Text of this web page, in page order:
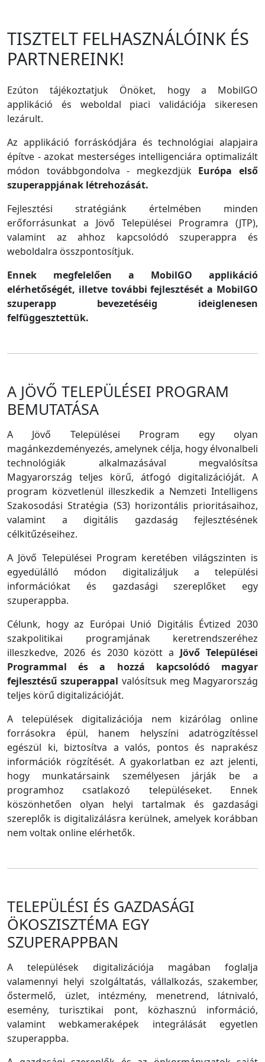
TISZTELT FELHASZNÁLÓINK ÉS
PARTNEREINK!
Ezúton tájékoztatjuk Önöket, hogy a MobilGO
applikáció és weboldal piaci validációja sikeresen
lezárult.
Az applikáció forráskódjára és technológiai alapjaira
építve - azokat mesterséges intelligenciára optimalizált
módon továbbgondolva - megkezdjük Európa első
szuperappjának létrehozását.
Fejlesztési stratégiánk értelmében minden
erőforrásunkat a Jövő Települései Programra (JTP),
valamint az ahhoz kapcsolódó szuperappra és
weboldalra összpontosítjuk.
Ennek megfelelően a MobilGO applikáció
elérhetőségét, illetve további fejlesztését a MobilGO
szuperapp bevezetéséig ideiglenesen
felfüggesztettük.
A JÖVŐ TELEPÜLÉSEI PROGRAM
BEMUTATÁSA
A Jövő Települései Program egy olyan
magánkezdeményezés, amelynek célja, hogy élvonalbeli
technológiák alkalmazásával megvalósítsa
Magyarország teljes körű, átfogó digitalizációját. A
program közvetlenül illeszkedik a Nemzeti Intelligens
Szakosodási Stratégia (S3) horizontális prioritásaihoz,
valamint a digitális gazdaság fejlesztésének
célkitűzéseihez.
A Jövő Települései Program keretében világszinten is
egyedülálló módon digitalizáljuk a települési
információkat és gazdasági szereplőket egy
szuperappba.
Célunk, hogy az Európai Unió Digitális Évtized 2030
szakpolitikai programjának keretrendszeréhez
illeszkedve, 2026 és 2030 között a Jövő Települései
Programmal és a hozzá kapcsolódó magyar
fejlesztésű szuperappal valósítsuk meg Magyarország
teljes körű digitalizációját.
A települések digitalizációja nem kizárólag online
forrásokra épül, hanem helyszíni adatrögzítéssel
egészül ki, biztosítva a valós, pontos és naprakész
információk rögzítését. A gyakorlatban ez azt jelenti,
hogy munkatársaink személyesen járják be a
programhoz csatlakozó településeket. Ennek
köszönhetően olyan helyi tartalmak és gazdasági
szereplők is digitalizálásra kerülnek, amelyek korábban
nem voltak online elérhetők.
TELEPÜLÉSI ÉS GAZDASÁGI
ÖKOSZISZTÉMA EGY
SZUPERAPPBAN
A települések digitalizációja magában foglalja
valamennyi helyi szolgáltatás, vállalkozás, szakember,
őstermelő, üzlet, intézmény, menetrend, látnivaló,
esemény, turisztikai pont, közhasznú információ,
valamint webkameraképek integrálását egyetlen
szuperappba.